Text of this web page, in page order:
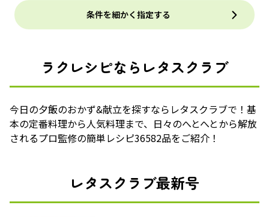
条件を細かく指定する
ラクレシピならレタスクラブ
今日の夕飯のおかず&献立を探すならレタスクラブで！基
本の定番料理から人気料理まで、日々のへとへとから解放
されるプロ監修の簡単レシピ36582品をご紹介！
レタスクラブ最新号